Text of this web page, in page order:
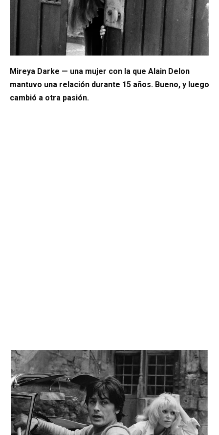
Mireya Darke — una mujer con la que Alain Delon
mantuvo una relación durante 15 años. Bueno, y luego
cambió a otra pasión.